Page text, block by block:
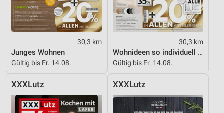
30,3 km
Junges Wohnen
Gültig bis Fr. 14.08.
30,3 km
Wohnideen so individuell wie du!
Gültig bis Fr. 14.08.
XXXLutz XXXLutz
Werbung